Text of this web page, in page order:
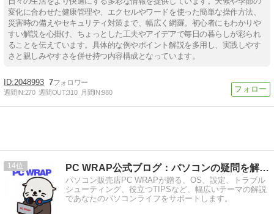
変化に合わせた健康管理や、エクセルやワードを使った簡単な操作方法、
災害時の備えやセキュリティ対策まで、幅広く網羅。初心者にもわかりや
すい解説を心掛け、ちょっとした工夫やアイデアで毎日の暮らしが彩られ
ることを伝えています。具体的な例やポイント解説を多用し、実践しやす
さと親しみやすさを併せ持つ内容構成となっています。
2048993 7
週間IN:270 週間OUT:310 月間IN:980
14 PC WRAP公式ブログ：パソコンの疑問を解決！
パソコン販売店PC WRAPが贈る、OS、設定、トラブル
シューティング、役立つTIPSなど、幅広いテーマの解説
であなたのパソコンライフをサポートします。